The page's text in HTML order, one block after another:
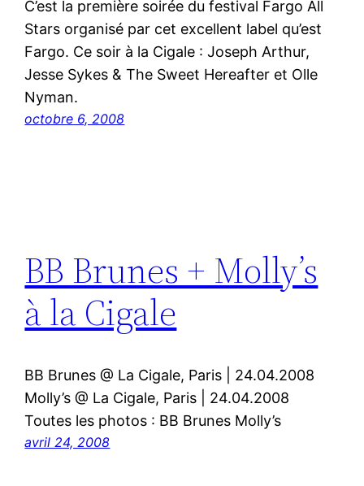
C’est la première soirée du festival Fargo All
Stars organisé par cet excellent label qu’est
Fargo. Ce soir à la Cigale : Joseph Arthur,
Jesse Sykes & The Sweet Hereafter et Olle
Nyman.
octobre 6, 2008
BB Brunes + Molly’s
à la Cigale
BB Brunes @ La Cigale, Paris | 24.04.2008
Molly’s @ La Cigale, Paris | 24.04.2008
Toutes les photos : BB Brunes Molly’s
avril 24, 2008